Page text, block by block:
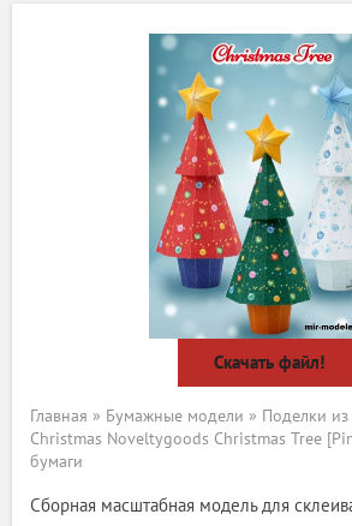
Скачать файл!
Главная » Бумажные модели » Поделки из
Christmas Noveltygoods Christmas Tree
бумаги
Сборная масштабная модель для